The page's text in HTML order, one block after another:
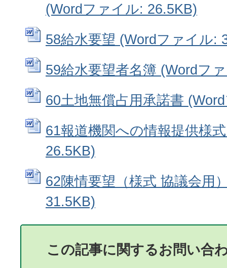
(Wordファイル: 26.5KB)
58給水要望 (Wordファイル:
59給水要望者名簿 (Wordフ
60土地無償占用承諾書
61報道機関への情報提供様
26.5KB)
62陳情要望（様式 協議会用
31.5KB)
この記事に関するお問い合